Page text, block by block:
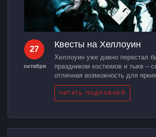
27
октября
Квесты на Хеллоуин
Хеллоуин уже давно перестал
праздником костюмов и тыкв –
отличная возможность для
ЧИТАТЬ ПОДРОБНЕЙ